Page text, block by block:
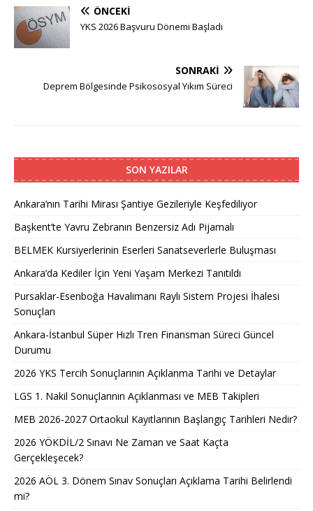
ÖNCEKI
YKS 2026 Başvuru Dönemi Başladı
SONRAKI
Deprem Bölgesinde Psikososyal Yıkım Süreci
SON YAZILAR
Ankara’nın Tarihi Mirası Şantiye Gezileriyle Keşfediliyor
Başkent’te Yavru Zebranın Benzersiz Adı Pijamalı
BELMEK Kursiyerlerinin Eserleri Sanatseverlerle Buluşması
Ankara’da Kediler İçin Yeni Yaşam Merkezi Tanıtıldı
Pursaklar-Esenboğa Havalimanı Raylı Sistem Projesi İhalesi
Sonuçları
Ankara-İstanbul Süper Hızlı Tren Finansman Süreci Güncel
Durumu
2026 YKS Tercih Sonuçlarının Açıklanma Tarihi ve Detaylar
LGS 1. Nakil Sonuçlarının Açıklanması ve MEB Takipleri
MEB 2026-2027 Ortaokul Kayıtlarının Başlangıç Tarihleri Nedir?
2026 YÖKDİL/2 Sınavı Ne Zaman ve Saat Kaçta
Gerçekleşecek?
2026 AÖL 3. Dönem Sınav Sonuçları Açıklama Tarihi Belirlendi
mi?